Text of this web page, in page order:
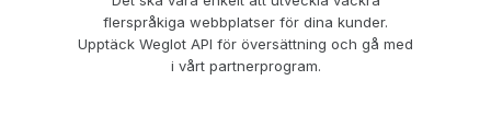
flerspråkiga webbplatser för dina kunder.
Upptäck Weglot API för översättning och gå med
i vårt partnerprogram.